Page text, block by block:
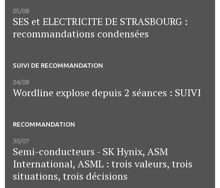
05/08
SES et ELECTRICITE DE STRASBOURG :
recommandations condensées
SUIVI DE RECOMMANDATION
04/08
Wordline explose depuis 2 séances : SUIVI
RECOMMANDATION
30/07
Semi-conducteurs - SK Hynix, ASM
International, ASML : trois valeurs, trois
situations, trois décisions